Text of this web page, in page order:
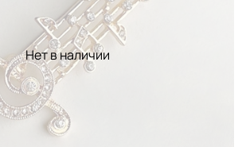
Нет в наличии